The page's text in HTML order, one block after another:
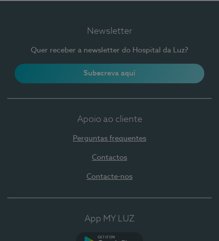
Newsletter
Quer receber a newsletter do Hospital da Luz?
Subscreva aqui
Apoio ao cliente
Perguntas frequentes
Contactos
Contacte-nos
App MY LUZ